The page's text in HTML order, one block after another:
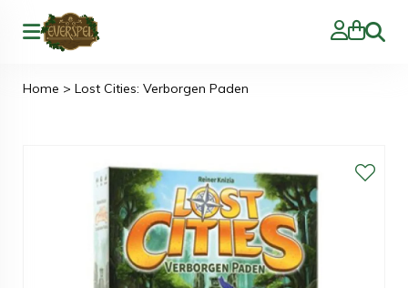
Zoeken
Home > Lost Cities: Verborgen Paden